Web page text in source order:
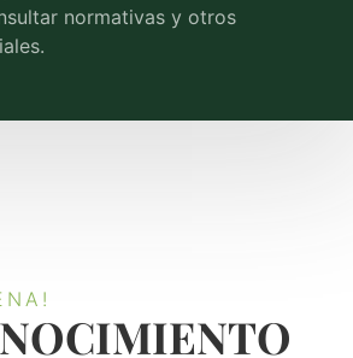
normativas y otros